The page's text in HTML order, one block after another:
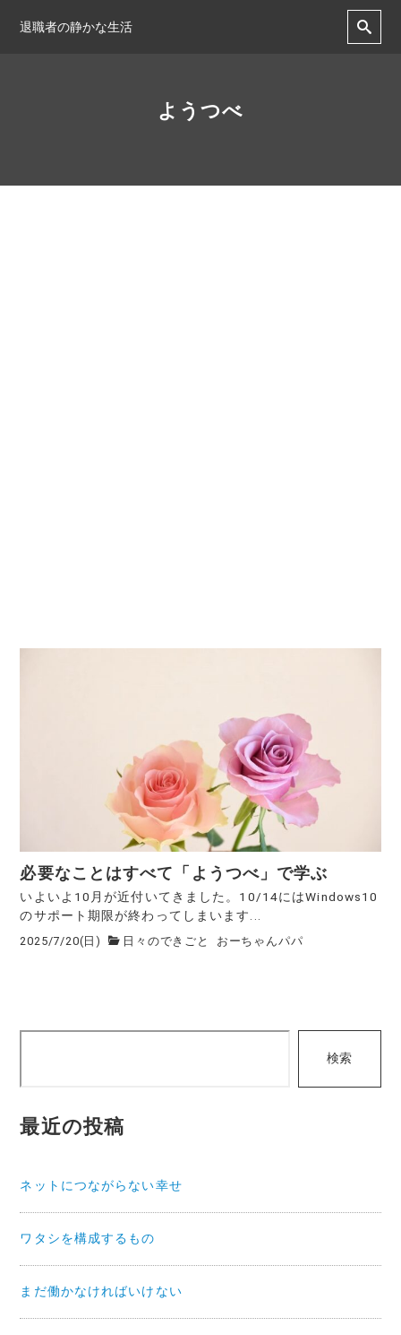
退職者の静かな生活
ようつべ
必要なことはすべて「ようつべ」で学ぶ
いよいよ10月が近付いてきました。10/14にはWindows10
のサポート期限が終わってしまいます...
2025/7/20(日) 日々のできごと おーちゃんパパ
検索
最近の投稿
ネットにつながらない幸せ
ワタシを構成するもの
まだ働かなければいけない